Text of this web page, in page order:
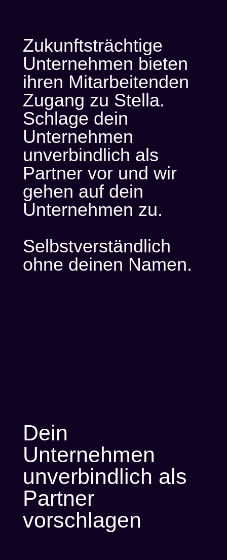
Zukunftsträchtige
Unternehmen bieten
ihren Mitarbeitenden
Zugang zu Stella.
Schlage dein
Unternehmen
unverbindlich als
Partner vor und wir
gehen auf dein
Unternehmen zu.
Selbstverständlich
ohne deinen Namen.
Dein
Unternehmen
unverbindlich als
Partner
vorschlagen